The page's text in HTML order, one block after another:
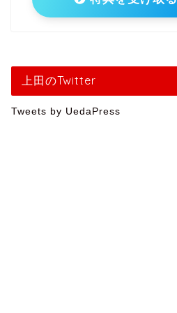
上田のTwitter
Tweets by UedaPress